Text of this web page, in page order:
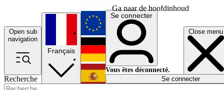
Ga naar de hoofdinhoud
Open sub
navigation
Close menu
Recherche
Français
English
Deutsch
Español
Se connecter
Vous êtes déconnecté.
Se connecter